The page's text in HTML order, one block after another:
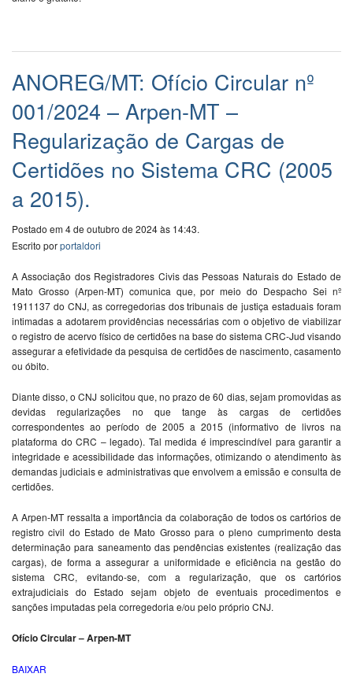
ANOREG/MT: Ofício Circular nº
001/2024 – Arpen-MT –
Regularização de Cargas de
Certidões no Sistema CRC (2005
a 2015).
Postado em 4 de outubro de 2024 às 14:43.
Escrito porportaldori
A Associação dos Registradores Civis das Pessoas Naturais do Estado de
Mato Grosso (Arpen-MT) comunica que, por meio do Despacho Sei nº
1911137 do CNJ, as corregedorias dos tribunais de justiça estaduais foram
intimadas a adotarem providências necessárias com o objetivo de viabilizar
o registro de acervo físico de certidões na base do sistema CRC-Jud visando
assegurar a efetividade da pesquisa de certidões de nascimento, casamento
ou óbito.
Diante disso, o CNJ solicitou que, no prazo de 60 dias, sejam promovidas as
devidas regularizações no que tange às cargas de certidões
correspondentes ao período de 2005 a 2015 (informativo de livros na
plataforma do CRC – legado). Tal medida é imprescindível para garantir a
integridade e acessibilidade das informações, otimizando o atendimento às
demandas judiciais e administrativas que envolvem a emissão e consulta de
certidões.
A Arpen-MT ressalta a importância da colaboração de todos os cartórios de
registro civil do Estado de Mato Grosso para o pleno cumprimento desta
determinação para saneamento das pendências existentes (realização das
cargas), de forma a assegurar a uniformidade e eficiência na gestão do
sistema CRC, evitando-se, com a regularização, que os cartórios
extrajudiciais do Estado sejam objeto de eventuais procedimentos e
sanções imputadas pela corregedoria e/ou pelo próprio CNJ.
Ofício Circular – Arpen-MT
BAIXAR